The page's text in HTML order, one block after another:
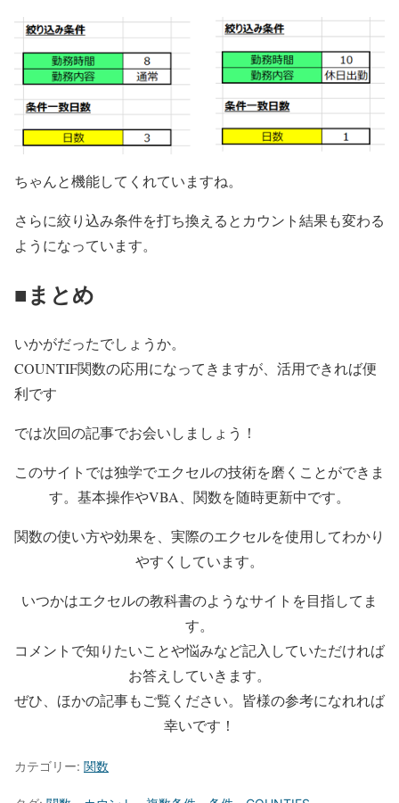
ちゃんと機能してくれていますね。
さらに絞り込み条件を打ち換えるとカウント結果も変わる
ようになっています。
■まとめ
いかがだったでしょうか。
COUNTIF関数の応用になってきますが、活用できれば便
利です
では次回の記事でお会いしましょう！
このサイトでは独学でエクセルの技術を磨くことができま
す。基本操作やVBA、関数を随時更新中です。
関数の使い方や効果を、実際のエクセルを使用してわかり
やすくしています。
いつかはエクセルの教科書のようなサイトを目指してま
す。
コメントで知りたいことや悩みなど記入していただければ
お答えしていきます。
ぜひ、ほかの記事もご覧ください。皆様の参考になれれば
幸いです！
カテゴリー: 関数